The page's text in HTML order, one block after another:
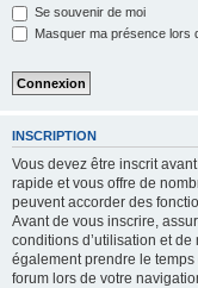
Se souvenir de moi
Masquer ma présence lors
INSCRIPTION
Vous devez être inscrit
rapide et vous offre de
peuvent accorder des
Avant de vous inscrire,
conditions d’utilisation et
également prendre le
forum lors de votre